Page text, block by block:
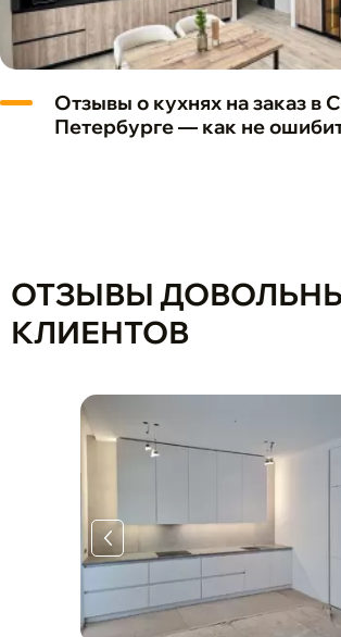
Отзывы о кухнях на заказ в
Петербурге — как не
ОТЗЫВЫ
КЛИЕНТОВ